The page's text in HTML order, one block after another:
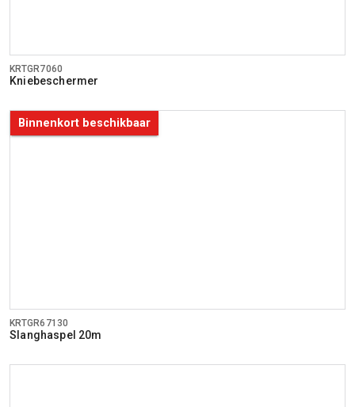
KRTGR7060
Kniebeschermer
Binnenkort beschikbaar
KRTGR67130
Slanghaspel 20m